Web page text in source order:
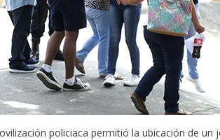
policiaca permitió la ubicación de un